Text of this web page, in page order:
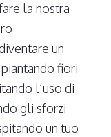
la nostra
un
fiori
l’uso di
gli sforzi
un tuo